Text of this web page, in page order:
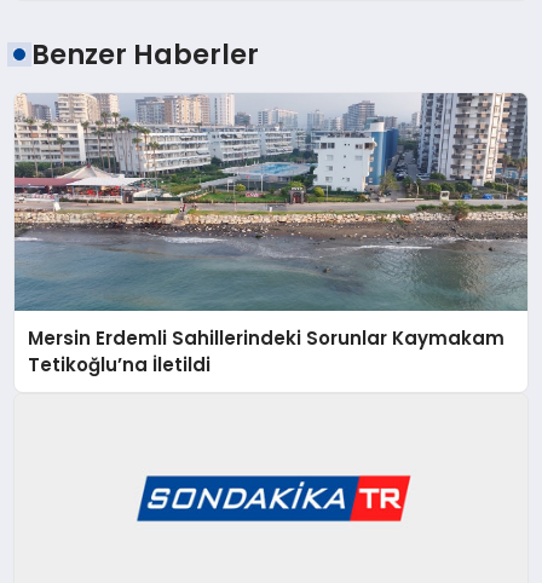
Benzer Haberler
Mersin Erdemli Sahillerindeki Sorunlar Kaymakam
Tetikoğlu’na İletildi